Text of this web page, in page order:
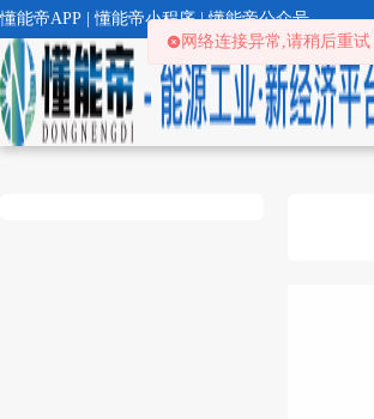
懂能帝APP | 懂能帝小程序 | 懂能帝公众号
网络连接异常,请稍后重试